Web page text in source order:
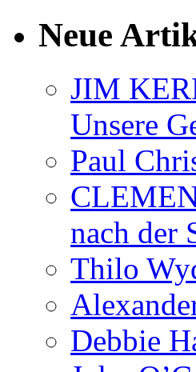
Neue
JIM
Unsere
Paul
nach der
Thilo
Debbie